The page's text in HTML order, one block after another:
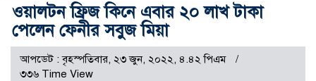
ওয়ালটন ফ্রিজ কিনে এবার ২০ লাখ টাকা
পেলেন ফেনীর সবুজ মিয়া
আপডেট : বৃহস্পতিবার, ২৩ জুন, ২০২২, ৪.৪২ পিএম
৩৩৬ Time View